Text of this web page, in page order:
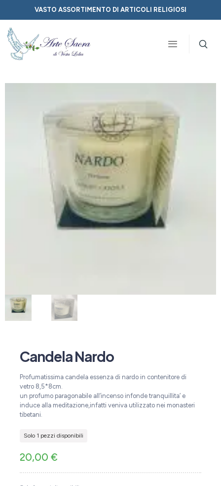
VASTO ASSORTIMENTO DI ARTICOLI RELIGIOSI
Candela Nardo
Profumatissima candela essenza di nardo in contenitore di
vetro 8,5*8cm.
un profumo paragonabile all’incenso infonde tranquillita’ e
induce alla meditazione,infatti veniva utilizzato nei monasteri
tibetani.
Solo 1 pezzi disponibili
20,00 €